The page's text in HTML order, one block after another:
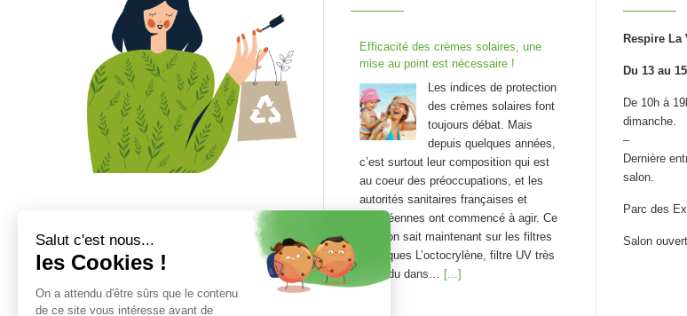
Efficacité des crèmes solaires, une
mise au point est nécessaire !
Les indices de protection
des crèmes solaires font
toujours débat. Mais
depuis quelques années,
c’est surtout leur composition qui est
au coeur des préoccupations, et les
autorités sanitaires françaises et
européennes ont commencé à agir. Ce
que l’on sait maintenant sur les filtres
chimiques L’octocrylène, filtre UV très
répandu dans…
[...]
Respire La
Du 13 au
De 10h à
dimanche.
–
Dernière
salon.
Parc des
Salon